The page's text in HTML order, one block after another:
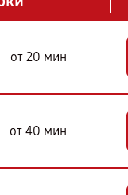
от 20 мин
от 40 мин